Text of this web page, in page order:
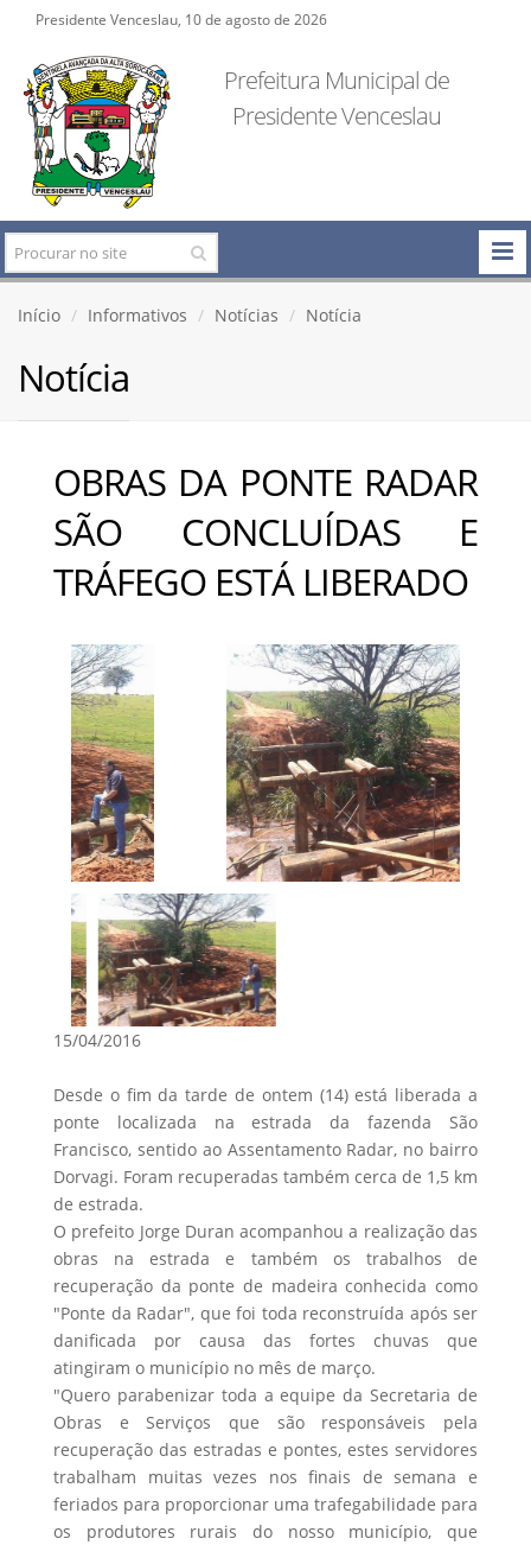
Presidente Venceslau, 10 de agosto de 2026
Prefeitura Municipal de
Presidente Venceslau
Início Informativos Notícias Notícia
Notícia
OBRAS DA PONTE RADAR
SÃO CONCLUÍDAS E
TRÁFEGO ESTÁ LIBERADO
15/04/2016
Desde o fim da tarde de ontem (14) está liberada a
ponte localizada na estrada da fazenda São
Francisco, sentido ao Assentamento Radar, no bairro
Dorvagi. Foram recuperadas também cerca de 1,5 km
de estrada.
O prefeito Jorge Duran acompanhou a realização das
obras na estrada e também os trabalhos de
recuperação da ponte de madeira conhecida como
"Ponte da Radar", que foi toda reconstruída após ser
danificada por causa das fortes chuvas que
atingiram o município no mês de março.
"Quero parabenizar toda a equipe da Secretaria de
Obras e Serviços que são responsáveis pela
recuperação das estradas e pontes, estes servidores
trabalham muitas vezes nos finais de semana e
feriados para proporcionar uma trafegabilidade para
os produtores rurais do nosso município, que